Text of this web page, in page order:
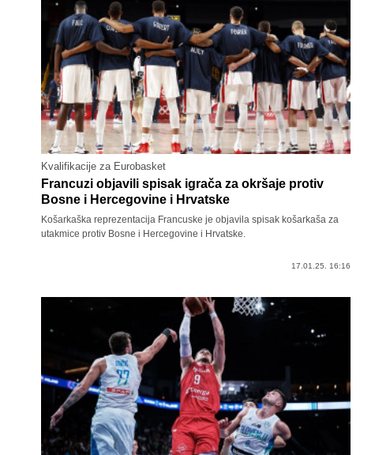
Kvalifikacije za Eurobasket
Francuzi objavili spisak igrača za okršaje protiv
Bosne i Hercegovine i Hrvatske
Košarkaška reprezentacija Francuske je objavila spisak košarkaša za
utakmice protiv Bosne i Hercegovine i Hrvatske.
17.01.25. 16:16